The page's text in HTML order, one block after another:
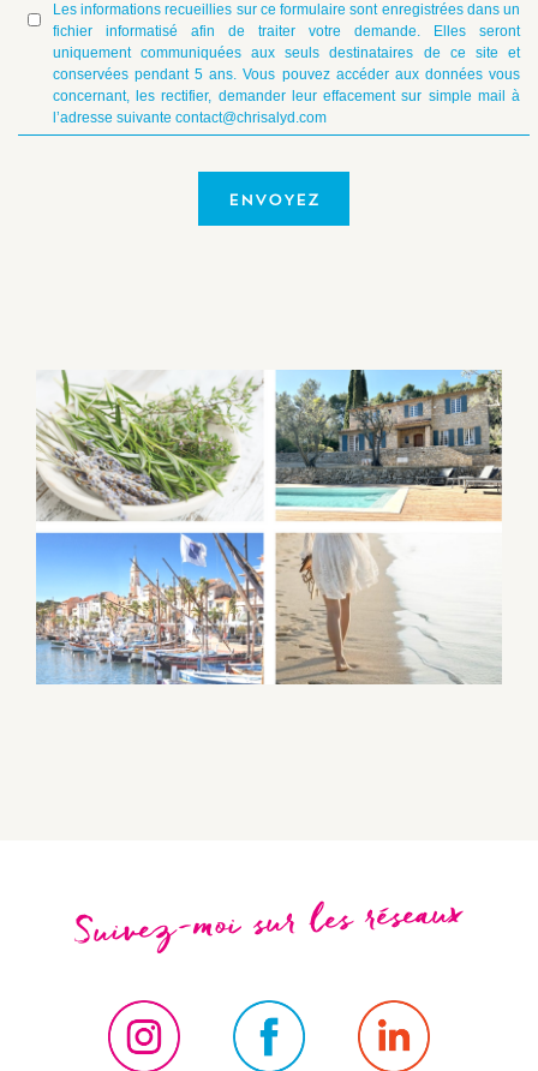
Les informations recueillies sur ce formulaire sont enregistrées dans un
fichier informatisé afin de traiter votre demande. Elles seront
uniquement communiquées aux seuls destinataires de ce site et
conservées pendant 5 ans. Vous pouvez accéder aux données vous
concernant, les rectifier, demander leur effacement sur simple mail à
l’adresse suivante contact@chrisalyd.com
ENVOYEZ
Suivez-moi sur les réseaux